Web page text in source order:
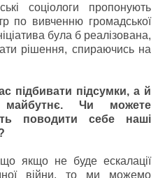
соціологи пропонують
по вивченню громадської
була б реалізована,
рішення, спираючись на
підбивати підсумки, а й
Чи можете
поводити себе наші
якщо не буде ескалації
війни, то ми можемо